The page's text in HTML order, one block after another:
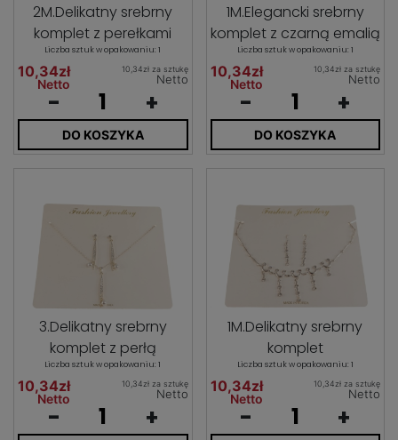
2M.Delikatny srebrny
komplet z perełkami
Liczba sztuk w opakowaniu: 1
10,34zł
Netto
10,34zł za sztukę
Netto
- +
DO KOSZYKA
1M.Elegancki srebrny
komplet z czarną emalią
Liczba sztuk w opakowaniu: 1
10,34zł
Netto
10,34zł za sztukę
Netto
- +
DO KOSZYKA
3.Delikatny srebrny
komplet z perłą
Liczba sztuk w opakowaniu: 1
10,34zł
Netto
10,34zł za sztukę
Netto
- +
1M.Delikatny srebrny
komplet
Liczba sztuk w opakowaniu: 1
10,34zł
Netto
10,34zł za sztukę
Netto
- +